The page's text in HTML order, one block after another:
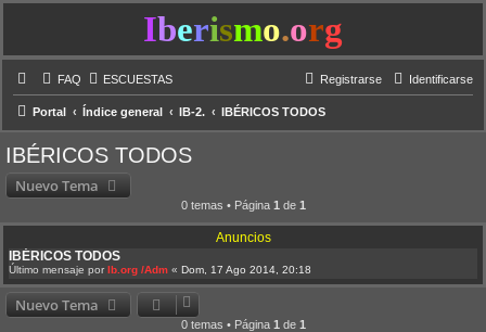
Iberismo.org
FAQ ESCUESTAS Identificarse
Registrarse
Portal Índice general IB-2. IBÉRICOS TODOS
IBÉRICOS TODOS
Nuevo Tema
0 temas • Página 1 de 1
Anuncios
IBÉRICOS TODOS
Último mensaje por Ib.org /Adm « Dom, 17 Ago 2014, 20:18
Nuevo Tema
0 temas • Página 1 de 1